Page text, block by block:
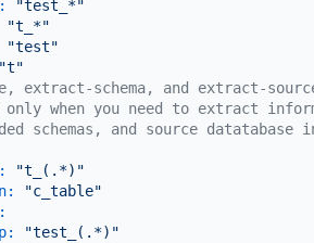
"test_*"
"t_*"
"test"
"t"
extract-schema, and extract-
when you need to extract
schemas, and source datatabase
"t_(.*)"
"c_table"
"test_(.*)"